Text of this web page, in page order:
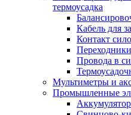
термоусадка
Кабель для
Контакт
Провода в
Мультиметры и
Промышленные